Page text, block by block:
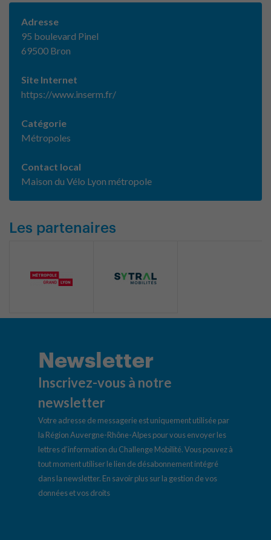
Adresse
95 boulevard Pinel
69500 Bron
Site Internet
https://www.inserm.fr/
Catégorie
Métropoles
Contact local
Maison du Vélo Lyon métropole
Les partenaires
Newsletter
Inscrivez-vous à notre
newsletter
Votre adresse de messagerie est uniquement utilisée par
la Région Auvergne-Rhône-Alpes pour vous envoyer les
lettres d’information du Challenge Mobilité. Vous pouvez à
tout moment utiliser le lien de désabonnement intégré
dans la newsletter. En savoir plus sur la gestion de vos
données et vos droits